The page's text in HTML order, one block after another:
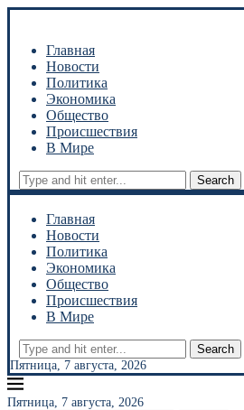
Главная
Новости
Политика
Экономика
Общество
Происшествия
В Мире
Search
Главная
Новости
Политика
Экономика
Общество
Происшествия
В Мире
Search
Пятница, 7 августа, 2026
Пятница, 7 августа, 2026